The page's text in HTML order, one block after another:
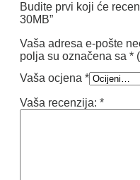
Budite prvi koji će
30MB”
Vaša adresa e-pošte
polja su označena sa *
Vaša ocjena *
Vaša recenzija: *